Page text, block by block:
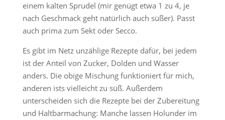
einem kalten Sprudel (mir genügt etwa 1 zu 4, je
nach Geschmack geht natürlich auch süßer). Passt
auch prima zum Sekt oder Secco.
Es gibt im Netz unzählige Rezepte dafür, bei jedem
ist der Anteil von Zucker, Dolden und Wasser
anders. Die obige Mischung funktioniert für mich,
anderen ists vielleicht zu süß. Außerdem
unterscheiden sich die Rezepte bei der Zubereitung
und Haltbarmachung: Manche lassen Holunder im